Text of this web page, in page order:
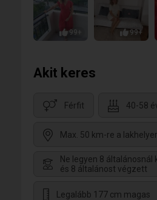
99+ 99+
Akit keres
Férfit 40-58
Max. 50 km-re a
Ne legyen 8
és 8 általánost végzett
Legalább 177 cm magas